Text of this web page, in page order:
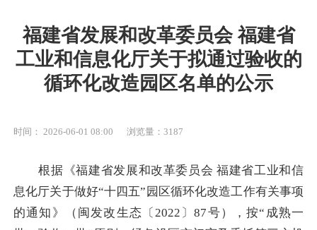
福建省发展和改革委员会 福建省
工业和信息化厅关于拟通过验收的
循环化改造园区名单的公示
时间： 2026-06-01 08:00 浏览量：3187
根据《福建省发展和改革委员会 福建省工业和信
息化厅关于做好“十四五”园区循环化改造工作有关事项
的通知》（闽发改生态〔2022〕87号），按“成熟一